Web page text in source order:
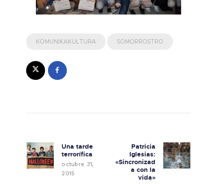
KOMUNIKAKULTURA SOMORROSTRO
Previous post:
Una tarde
terrorífica
octubre 31,
2015
Next post:
Patricia
Iglesias:
«Sincronizad
a con la
vida»